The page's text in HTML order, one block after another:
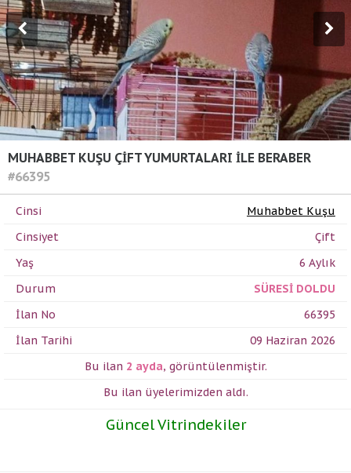
MUHABBET KUŞU ÇİFT YUMURTALARI İLE BERABER
#66395
Cinsi
Muhabbet Kuşu
Cinsiyet
Çift
Yaş
6 Aylık
Durum
SÜRESİ DOLDU
İlan No
66395
İlan Tarihi
09 Haziran 2026
Bu ilan 2 ayda, görüntülenmiştir.
Bu ilan üyelerimizden aldı.
Güncel Vitrindekiler